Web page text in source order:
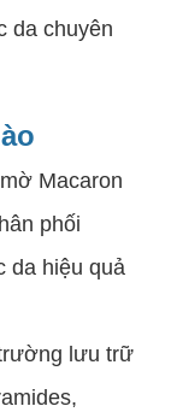
da chuyên
Macaron
phối
da hiệu quả
lưu trữ